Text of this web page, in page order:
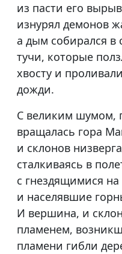
из пасти его
изнурял демонов
а дым собирался
тучи, которые
хвосту и
дожди.
С великим шумом,
вращалась гора
и склонов
сталкиваясь в
с гнездящимися
и населявшие
И вершина, и
пламенем,
пламени гибли